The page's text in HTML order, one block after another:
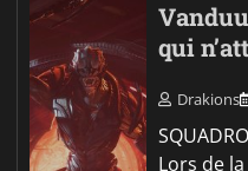
qui
Drakions
Lors de